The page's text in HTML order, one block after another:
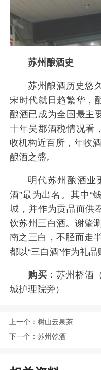
苏州酿酒史
苏州酿酒历史悠
宋时代就日趋繁华，
酿酒已成为全国最主
十年吴郡酒税情况看
收机构近百所，年收
酿酒之盛。
明代苏州酿酒业
酒”最为出名。其中“
城，并作为贡品而供
饮苏州三白酒。谢肇
南之三白，不胫而走
都以“三白酒”作为礼
购买： 苏州桥酒
城护理院旁）
上一个： 树山云泉茶
下一个： 苏州乾酒